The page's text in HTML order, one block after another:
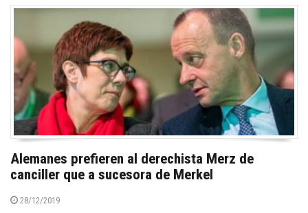
Alemanes prefieren al derechista Merz de
canciller que a sucesora de Merkel
28/12/2019